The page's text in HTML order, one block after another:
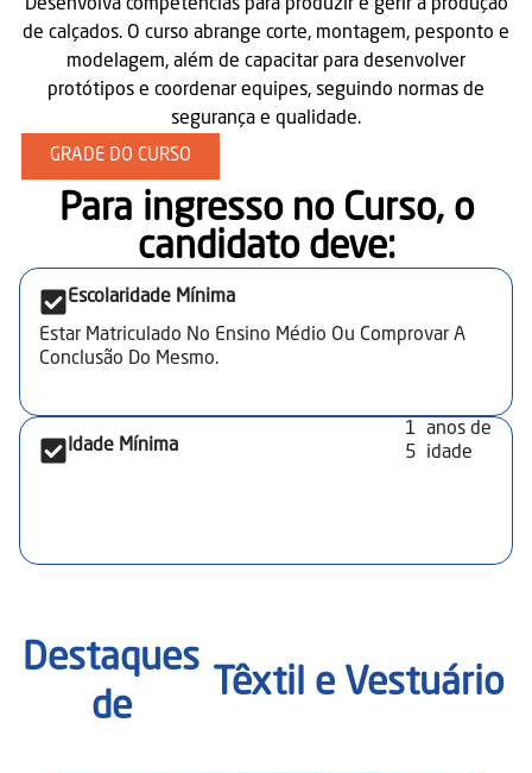
Desenvolva competências para produzir e gerir a produção
de calçados. O curso abrange corte, montagem, pesponto e
modelagem, além de capacitar para desenvolver
protótipos e coordenar equipes, seguindo normas de
segurança e qualidade.
GRADE DO CURSO
Para ingresso no Curso, o
candidato deve:​
Escolaridade Mínima
Estar Matriculado No Ensino Médio Ou Comprovar A
Conclusão Do Mesmo.
Idade Mínima
1
5
anos de
idade
Destaques
de
Têxtil e Vestuário